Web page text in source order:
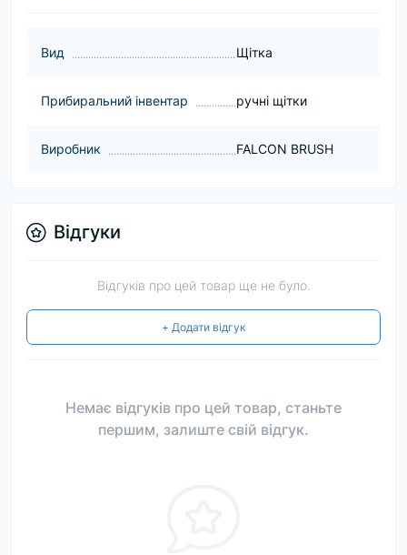
Вид Щітка
Прибиральний інвентар ручні щітки
Виробник FALCON BRUSH
Відгуки
Відгуків про цей товар ще не було.
+ Додати відгук
Немає відгуків про цей товар, станьте
першим, залиште свій відгук.